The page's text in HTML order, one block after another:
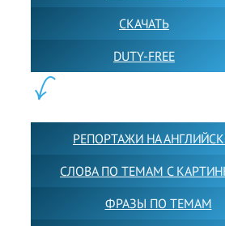
СКАЧАТЬ
DUTY-FREE
РЕПОРТАЖИ НА
СЛОВА ПО ТЕМАМ С
ФРАЗЫ ПО ТЕМАМ